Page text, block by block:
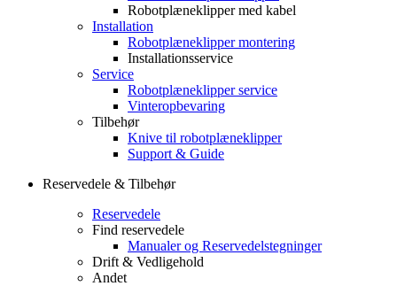
Robotplæneklipper med kabel
Installation
Robotplæneklipper montering
Installationsservice
Service
Robotplæneklipper service
Vinteropbevaring
Tilbehør
Knive til robotplæneklipper
Support & Guide
Reservedele & Tilbehør
Reservedele
Find reservedele
Manualer og Reservedelstegninger
Drift & Vedligehold
Andet